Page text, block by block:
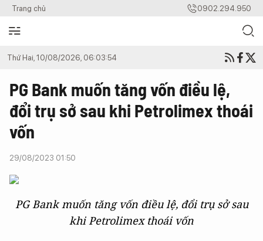
Trang chủ 0902.294.950
Thứ Hai, 10/08/2026, 06:03:54
PG Bank muốn tăng vốn điều lệ,
đổi trụ sở sau khi Petrolimex thoái
vốn
29/08/2023 01:50
PG Bank muốn tăng vốn điều lệ, đổi trụ sở sau
khi Petrolimex thoái vốn